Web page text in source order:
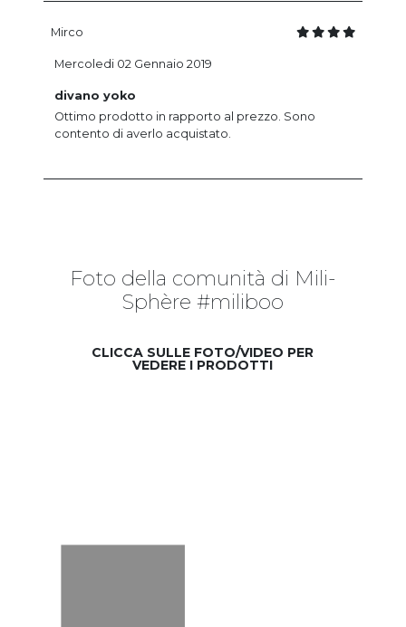
Mirco
divano yoko
Ottimo prodotto in rapporto al prezzo. Sono
contento di averlo acquistato.
Mercoledi 02 Gennaio 2019
Foto della comunità di Mili-
Sphère #miliboo
CLICCA SULLE FOTO/VIDEO PER
VEDERE I PRODOTTI